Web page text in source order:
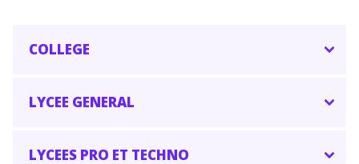
COLLEGE
LYCEE GENERAL
LYCEES PRO ET TECHNO